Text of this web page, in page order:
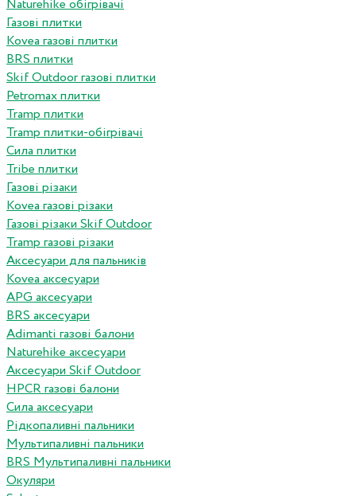
Naturehike обігрівачі
Газові плитки
Kovea газові плитки
BRS плитки
Skif Outdoor газові плитки
Petromax плитки
Tramp плитки
Tramp плитки-обігрівачі
Сила плитки
Tribe плитки
Газові різаки
Kovea газові різаки
Газові різаки Skif Outdoor
Tramp газові різаки
Аксесуари для пальників
Kovea аксесуари
APG аксесуари
BRS аксесуари
Adimanti газові балони
Naturehike аксесуари
Аксесуари Skif Outdoor
HPCR газові балони
Сила аксесуари
Рідкопаливні пальники
Мультипаливні пальники
BRS Мультипаливні пальники
Окуляри